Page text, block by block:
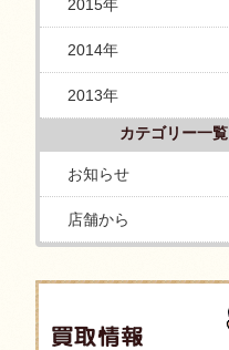
2015年
2014年
2013年
カテゴリー一覧
お知らせ
店舗から